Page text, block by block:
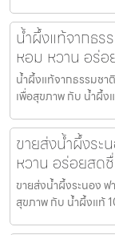
น้ำผึ้งแท้จากธร
หอม หวาน อร่
น้ำผึ้งแท้จากธรรมชา
เพื่อสุขภาพ กับ น้ำผึ้ง
ขายส่งน้ำผึ้งระ
หวาน อร่อยสด
ขายส่งน้ำผึ้งระนอง
สุขภาพ กับ น้ำผึ้งแท้